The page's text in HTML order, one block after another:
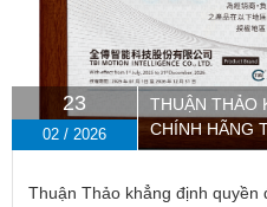
23
02 / 2026
THUẬN THẢO
CHÍNH HÃNG
Thuận Thảo khẳng định quyền